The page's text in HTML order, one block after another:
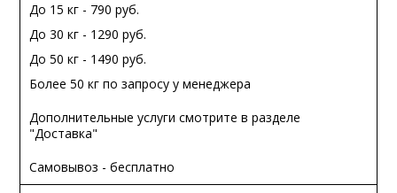
До 15 кг - 790 руб.
До 30 кг - 1290 руб.
До 50 кг - 1490 руб.
Более 50 кг по запросу у менеджера
Дополнительные услуги смотрите в разделе
"Доставка"
Самовывоз - бесплатно